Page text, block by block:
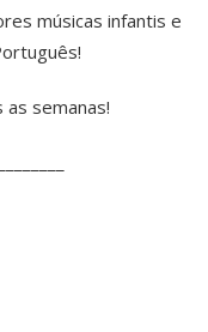
músicas infantis e
semanas!